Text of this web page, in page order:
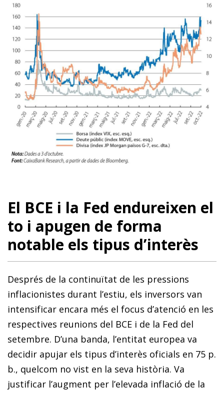
El BCE i la Fed endureixen el
to i apugen de forma
notable els tipus d’interès
Després de la continuïtat de les pressions
inflacionistes durant l’estiu, els inversors van
intensificar encara més el focus d’atenció en les
respectives reunions del BCE i de la Fed del
setembre. D’una banda, l’entitat europea va
decidir apujar els tipus d’interès oficials en 75 p.
b., quelcom no vist en la seva història. Va
justificar l’augment per l’elevada inflació de la